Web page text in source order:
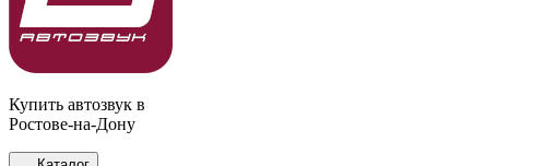
Купить автозвук в
Ростове-на-Дону